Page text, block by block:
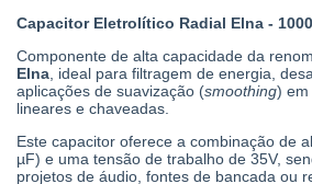
Capacitor Eletrolítico Radial Elna -
Componente de alta capacidade da
Elna , ideal para filtragem de energia,
aplicações de suavização (smoothing) em
lineares e chaveadas.
Este capacitor oferece a combinação de
µF) e uma tensão de trabalho de 35V,
projetos de áudio, fontes de bancada ou